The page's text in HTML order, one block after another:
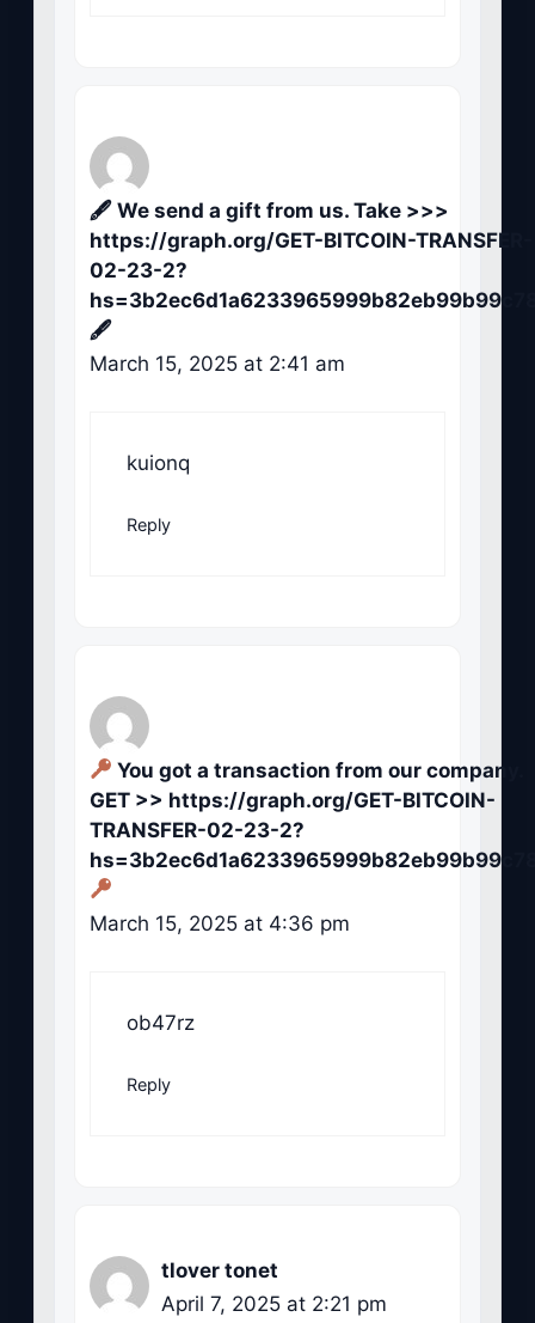
🖋 We send a gift from us. Take >>>
https://graph.org/GET-BITCOIN-TRANSFER-
02-23-2?
🖋
March 15, 2025 at 2:41 am
kuionq
Reply
You got a transaction from our company.
GЕТ >> https://graph.org/GET-BITCOIN-
TRANSFER-02-23-2?
March 15, 2025 at 4:36 pm
ob47rz
Reply
tlover tonet
April 7, 2025 at 2:21 pm